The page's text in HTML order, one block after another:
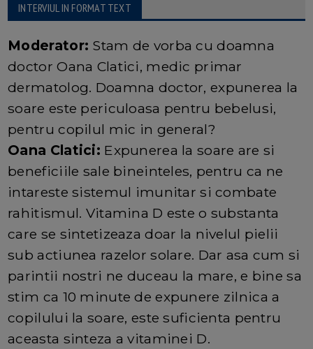
INTERVIUL IN FORMAT TEXT
Moderator: Stam de vorba cu doamna
doctor Oana Clatici, medic primar
dermatolog. Doamna doctor, expunerea la
soare este periculoasa pentru bebelusi,
pentru copilul mic in general?
Oana Clatici: Expunerea la soare are si
beneficiile sale bineinteles, pentru ca ne
intareste sistemul imunitar si combate
rahitismul. Vitamina D este o substanta
care se sintetizeaza doar la nivelul pielii
sub actiunea razelor solare. Dar asa cum si
parintii nostri ne duceau la mare, e bine sa
stim ca 10 minute de expunere zilnica a
copilului la soare, este suficienta pentru
aceasta sinteza a vitaminei D.